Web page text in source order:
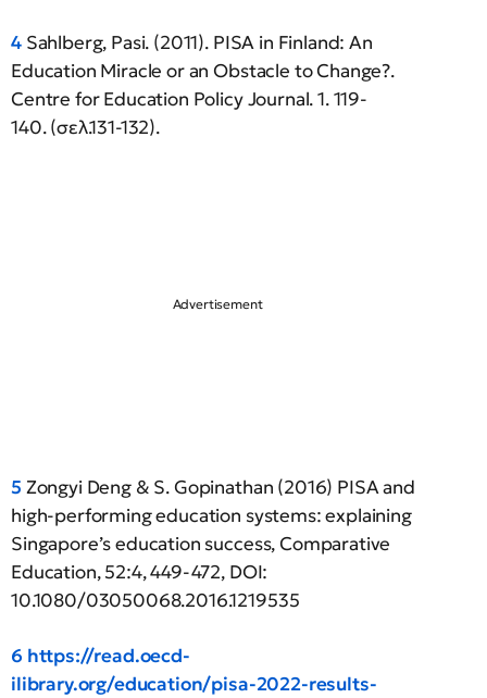
4Sahlberg, Pasi. (2011). PISA in Finland: An
Education Miracle or an Obstacle to Change?.
Centre for Education Policy Journal. 1. 119-
140. (σελ.131-132).
5 Zongyi Deng & S. Gopinathan (2016) PISA and
high-performing education systems: explaining
Singapore’s education success, Comparative
Education, 52:4, 449-472, DOI:
10.1080/03050068.2016.1219535
6 https://read.oecd-
ilibrary.org/education/pisa-2022-results-